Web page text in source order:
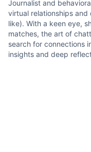
Journalist and
virtual relationships
like). With a keen eye,
matches, the art of
search for connections
insights and deep